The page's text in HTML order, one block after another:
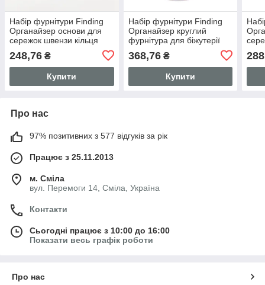
Набір фурнітури Finding
Органайзер основи для
сережок швензи кільця
248,76 ₴
Купити
Набір фурнітури Finding
Органайзер круглий
фурнітура для біжутерії
368,76₴
Купити
Про нас
97% позитивних з 577 відгуків за рік
Працює з 25.11.2013
м. Сміла
вул. Перемоги 14, Сміла, Україна
Контакти
Сьогодні працює з 10:00 до 16:00
Показати весь графік роботи
Про нас